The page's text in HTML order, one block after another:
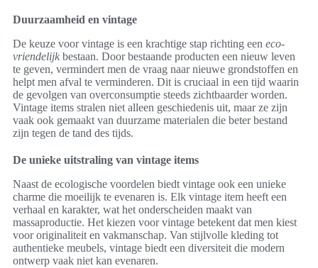
Duurzaamheid en vintage
De keuze voor vintage is een krachtige stap richting een eco-
vriendelijk bestaan. Door bestaande producten een nieuw leven
te geven, vermindert men de vraag naar nieuwe grondstoffen en
helpt men afval te verminderen. Dit is cruciaal in een tijd waarin
de gevolgen van overconsumptie steeds zichtbaarder worden.
Vintage items stralen niet alleen geschiedenis uit, maar ze zijn
vaak ook gemaakt van duurzame materialen die beter bestand
zijn tegen de tand des tijds.
De unieke uitstraling van vintage items
Naast de ecologische voordelen biedt vintage ook een unieke
charme die moeilijk te evenaren is. Elk vintage item heeft een
verhaal en karakter, wat het onderscheiden maakt van
massaproductie. Het kiezen voor vintage betekent dat men kiest
voor originaliteit en vakmanschap. Van stijlvolle kleding tot
authentieke meubels, vintage biedt een diversiteit die modern
ontwerp vaak niet kan evenaren.